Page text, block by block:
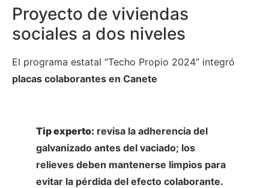
Proyecto de viviendas
sociales a dos niveles
El programa estatal “Techo Propio 2024” integró
placas colaborantes en Canete
Tip experto: revisa la adherencia del
galvanizado antes del vaciado; los
relieves deben mantenerse limpios para
evitar la pérdida del efecto colaborante.